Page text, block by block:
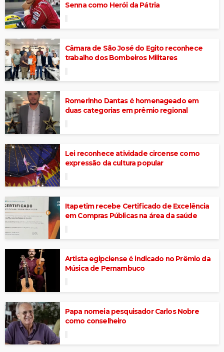
Senna como Herói da Pátria
Câmara de São José do Egito reconhece
trabalho dos Bombeiros Militares
Romerinho Dantas é homenageado em
duas categorias em prêmio regional
Lei reconhece atividade circense como
expressão da cultura popular
Itapetim recebe Certificado de Excelência
em Compras Públicas na área da saúde
Artista egipciense é indicado no Prêmio da
Música de Pernambuco
Papa nomeia pesquisador Carlos Nobre
como conselheiro